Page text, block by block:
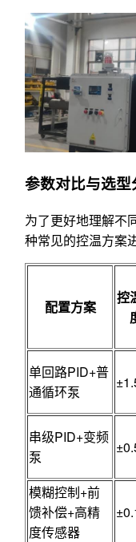
参数对比与选型
为了更好地理解不
种常见的控温方案
配置方案
控
单回路PID+普
通循环泵
串级PID+变频
泵
模糊控制+前
馈补偿+高精
度传感器